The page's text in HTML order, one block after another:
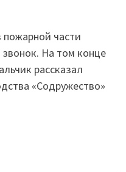
пожарной части
звонок. На том конце
рассказал
«Содружество»